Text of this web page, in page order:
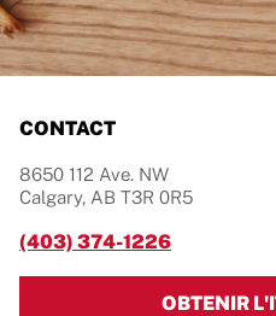
CONTACT
8650 112 Ave. NW
Calgary, AB T3R 0R5
(403) 374-1226
OBTENIR